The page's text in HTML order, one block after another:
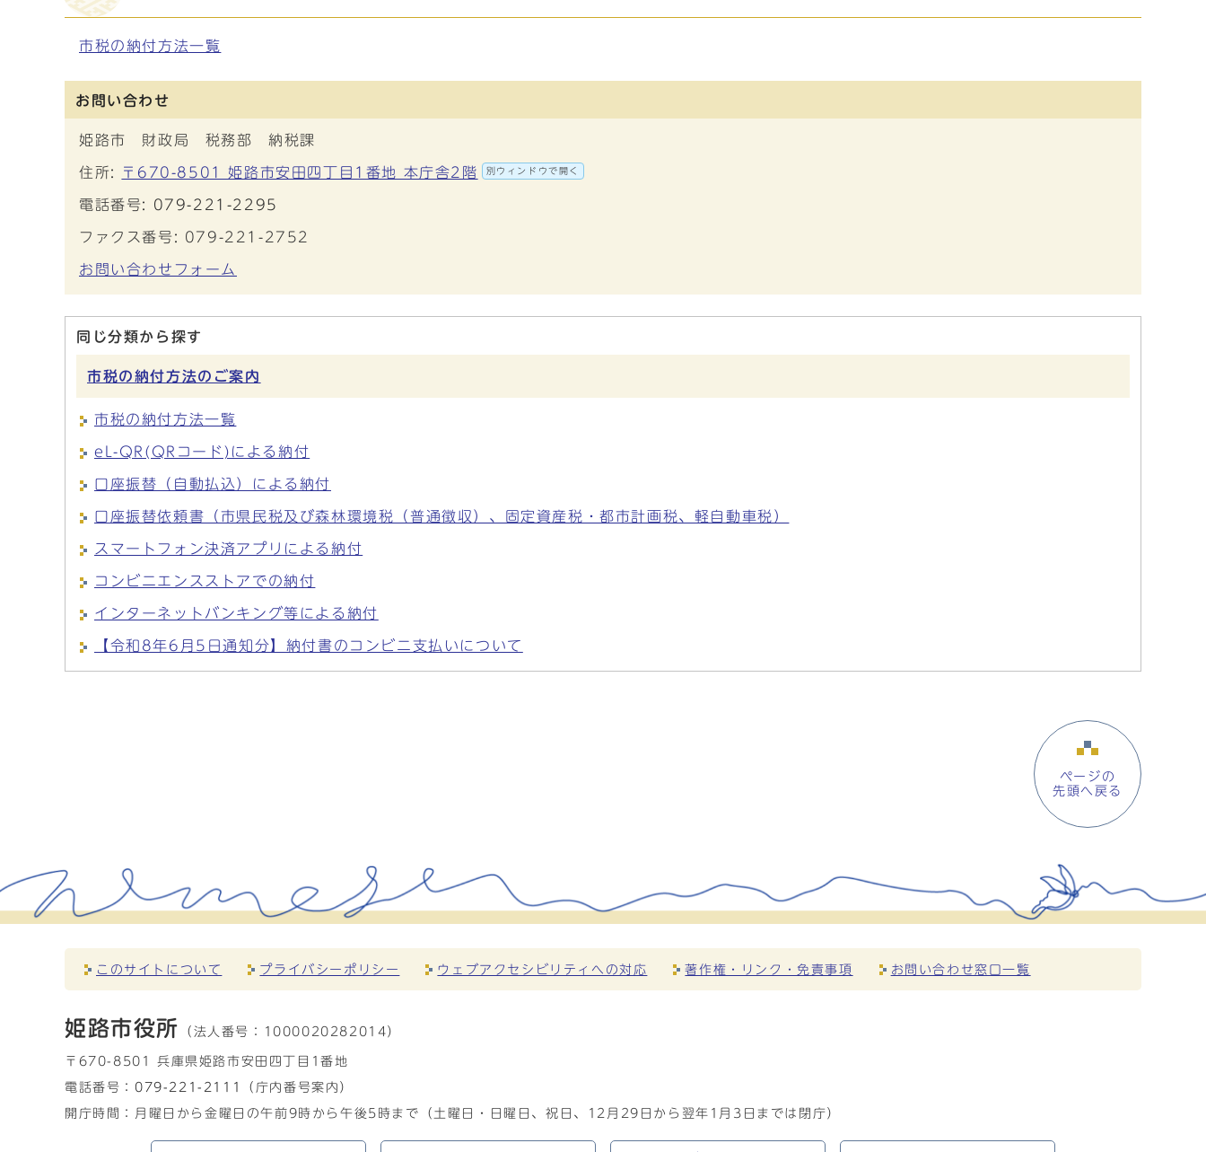
市税の納付方法一覧
お問い合わせ
姫路市 財政局 税務部 納税課
住所: 〒670-8501 姫路市安田四丁目1番地 本庁舎2階 別ウィンドウで開く
電話番号: 079-221-2295
ファクス番号: 079-221-2752
お問い合わせフォーム
同じ分類から探す
市税の納付方法のご案内
市税の納付方法一覧
eL-QR(QRコード)による納付
口座振替（自動払込）による納付
口座振替依頼書（市県民税及び森林環境税（普通徴収）、固定資産税・都市計画税、軽自動車税）
スマートフォン決済アプリによる納付
コンビニエンスストアでの納付
インターネットバンキング等による納付
【令和8年6月5日通知分】納付書のコンビニ支払いについて
ページの
先頭へ戻る
このサイトについて プライバシーポリシー ウェブアクセシビリティへの対応 著作権・リンク・免責事項 お問い合わせ窓口一覧
姫路市役所 （法人番号： 1000020282014）
〒670-8501 兵庫県姫路市安田四丁目1番地
電話番号： 079-221-2111
（庁内番号案内）
開庁時間：月曜日から金曜日の午前9時から午後5時まで（土曜日・日曜日、祝日、12月29日から翌年1月3日までは閉庁）